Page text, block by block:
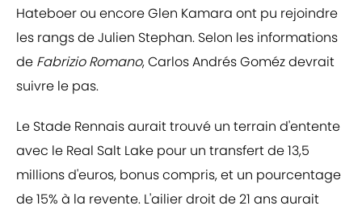
Hateboer ou encore Glen Kamara ont pu rejoindre
les rangs de Julien Stephan. Selon les informations
de Fabrizio Romano, Carlos Andrés Goméz devrait
suivre le pas.
Le Stade Rennais aurait trouvé un terrain d'entente
avec le Real Salt Lake pour un transfert de 13,5
millions d'euros, bonus compris, et un pourcentage
de 15% à la revente. L'ailier droit de 21 ans aurait